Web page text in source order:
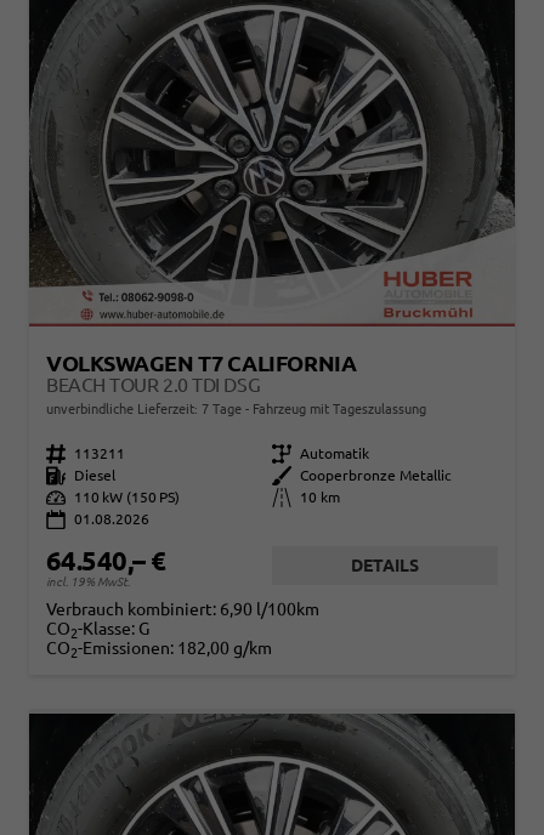
VOLKSWAGEN T7 CALIFORNIA
BEACH TOUR 2.0 TDI DSG
unverbindliche Lieferzeit: 7 Tage Fahrzeug mit Tageszulassung
Fahrzeugnr. 113211 Getriebe Automatik
Kraftstoff
Diesel Außenfarbe
Cooperbronze Metallic
Leistung
110 kW (150 PS) Kilometerstand
10 km
01.08.2026
64.540,– €
incl. 19% MwSt.
DETAILS
Verbrauch kombiniert: 6,90 l/100km
CO2-Klasse: G
CO2-Emissionen: 182,00 g/km